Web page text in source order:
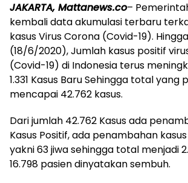
JAKARTA, Mattanews.co–
kembali data akumulasi terbaru
kasus Virus Corona (Covid-19).
(18/6/2020), Jumlah kasus positif
(Covid-19) di Indonesia terus
1.331 Kasus Baru Sehingga total yang
mencapai 42.762 kasus.
Dari jumlah 42.762 Kasus ada
Kasus Positif, ada penambahan
yakni 63 jiwa sehingga total menjadi
16.798 pasien dinyatakan sembuh.